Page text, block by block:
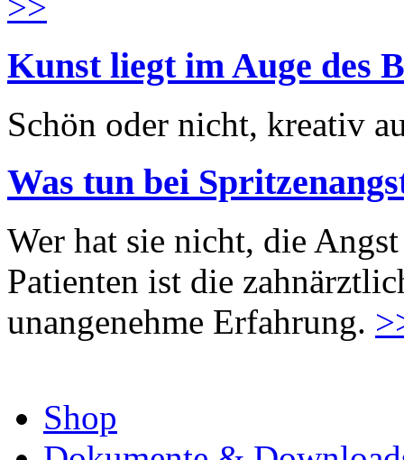
Kunst liegt im Auge des
Schön oder nicht, kreativ
Was tun bei
Wer hat sie nicht, die
Patienten ist die
unangenehme Erfahrung.
Shop